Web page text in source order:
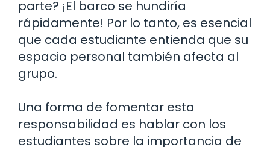
parte? ¡El barco se hundiría
rápidamente! Por lo tanto, es esencial
que cada estudiante entienda que su
espacio personal también afecta al
grupo.
Una forma de fomentar esta
responsabilidad es hablar con los
estudiantes sobre la importancia de